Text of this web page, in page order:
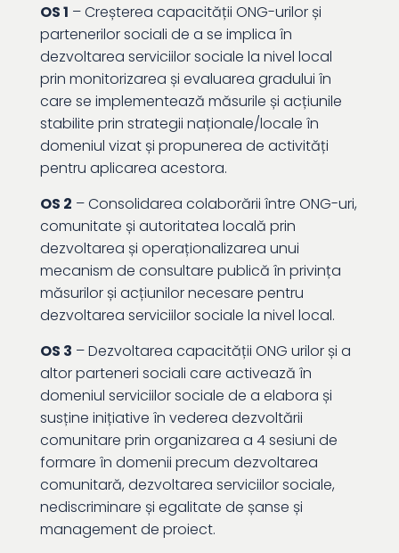
OS 1 – Creșterea capacității ONG-urilor și
partenerilor sociali de a se implica în
dezvoltarea serviciilor sociale la nivel local
prin monitorizarea și evaluarea gradului în
care se implementează măsurile și acțiunile
stabilite prin strategii naționale/locale în
domeniul vizat și propunerea de activități
pentru aplicarea acestora.
OS 2 – Consolidarea colaborării între ONG-uri,
comunitate și autoritatea locală prin
dezvoltarea și operaționalizarea unui
mecanism de consultare publică în privința
măsurilor și acțiunilor necesare pentru
dezvoltarea serviciilor sociale la nivel local.
OS 3 – Dezvoltarea capacității ONG urilor și a
altor parteneri sociali care activează în
domeniul serviciilor sociale de a elabora și
susține inițiative în vederea dezvoltării
comunitare prin organizarea a 4 sesiuni de
formare în domenii precum dezvoltarea
comunitară, dezvoltarea serviciilor sociale,
nediscriminare și egalitate de șanse și
management de proiect.